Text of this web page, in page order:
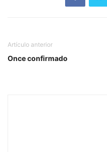
Artículo anterior
Once confirmado